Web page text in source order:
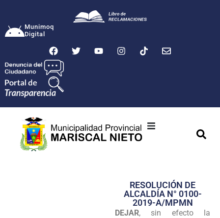
Munimoq
Digital
Transparencia
Seguridad
RESOLUCIÓN DE
ALCALDÍA N° 0100-
2019-A/MPMN
DEJAR, sin efecto la